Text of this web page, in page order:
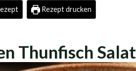
Rezept drucken
Thunfisch Salat